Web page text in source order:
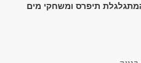
תיפרס ומשחקי מים